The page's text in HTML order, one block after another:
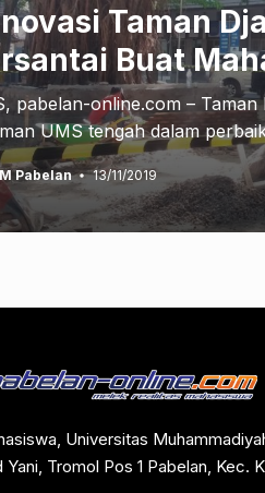
Taman
Buat
pabelan-online.com –
UMS tengah dalam
Pabelan 13/11/2019
Universitas
Yani, Tromol Pos 1 Pabelan, Kec.